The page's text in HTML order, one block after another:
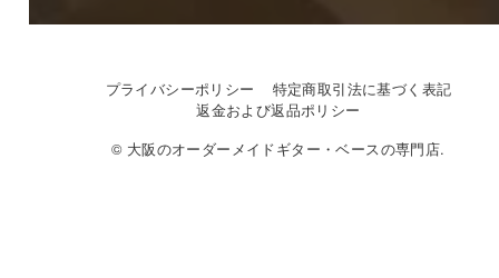
プライバシーポリシー
特定商取引法に基づく表記
返金および返品ポリシー
© 大阪のオーダーメイドギター・ベースの専門店.